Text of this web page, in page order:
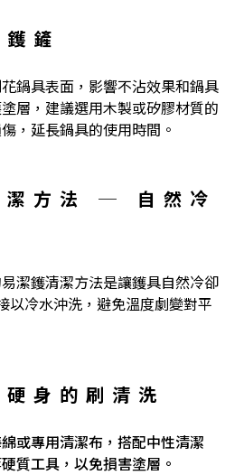
鏟
鍋具表面，影響不沾效果和鍋具
層，建議選用木製或矽膠材質的
，延長鍋具的使用時間。
方法
─ 自然冷
易潔鑊清潔方法是讓鑊具自然冷卻
以冷水沖洗，避免溫度劇變對平
身的刷清洗
或專用清潔布，搭配中性清潔
質工具，以免損害塗層。